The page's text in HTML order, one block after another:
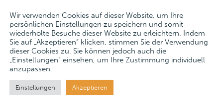
Jago AG, ein Unternehmen aus dem Bereich des Online-
Wir verwenden Cookies auf dieser Website, um Ihre
persönlichen Einstellungen zu speichern und somit
wiederholte Besuche dieser Website zu erleichtern. Indem
Sie auf „Akzeptieren“ klicken, stimmen Sie der Verwendung
dieser Cookies zu. Sie können jedoch auch die
„Einstellungen“ einsehen, um Ihre Zustimmung individuell
anzupassen.
Einstellungen Akzeptieren